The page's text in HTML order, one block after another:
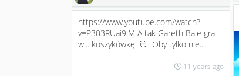
https://www.youtube.com/watch?
v=P303RUai9lM A tak Gareth Bale gra
w... koszykówkę
:D Oby tylko nie...
11 years ago